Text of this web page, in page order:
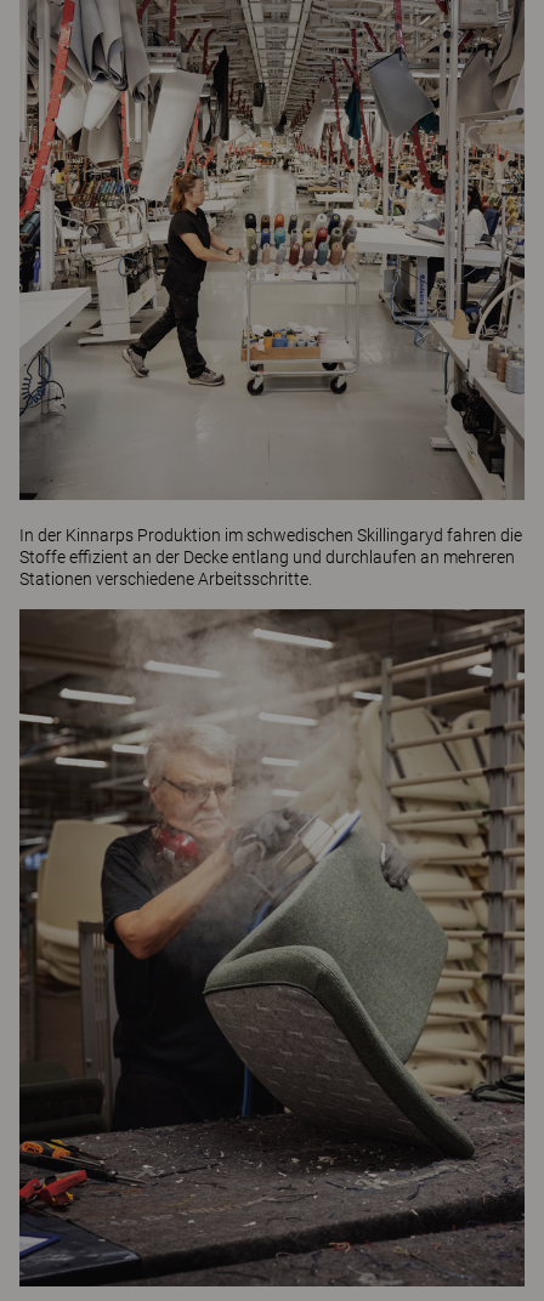
In der Kinnarps Produktion im schwedischen Skillingaryd fahren die
Stoffe effizient an der Decke entlang und durchlaufen an mehreren
Stationen verschiedene Arbeitsschritte.